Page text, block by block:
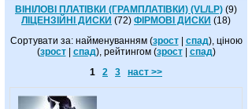
ВІНІЛОВІ ПЛАТІВКИ (ГРАМПЛАТІВКИ) (VL/LP) (9)
ЛІЦЕНЗІЙНІ ДИСКИ (72) ФІРМОВІ ДИСКИ (18)
Сортувати за: найменуванням (зрост| спад), ціною
(зрост| спад), рейтингом (зрост| спад)
1
2 3 наст >>